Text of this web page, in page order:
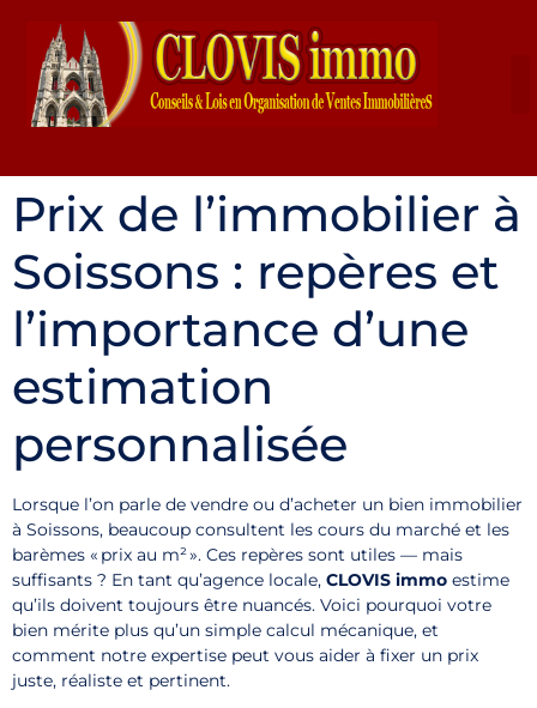
Prix de l’immobilier à
Soissons : repères et
l’importance d’une
estimation
personnalisée
Lorsque l’on parle de vendre ou d’acheter un bien immobilier
à Soissons, beaucoup consultent les cours du marché et les
barèmes « prix au m² ». Ces repères sont utiles — mais
suffisants ? En tant qu’agence locale, CLOVIS immo estime
qu’ils doivent toujours être nuancés. Voici pourquoi votre
bien mérite plus qu’un simple calcul mécanique, et
comment notre expertise peut vous aider à fixer un prix
juste, réaliste et pertinent.